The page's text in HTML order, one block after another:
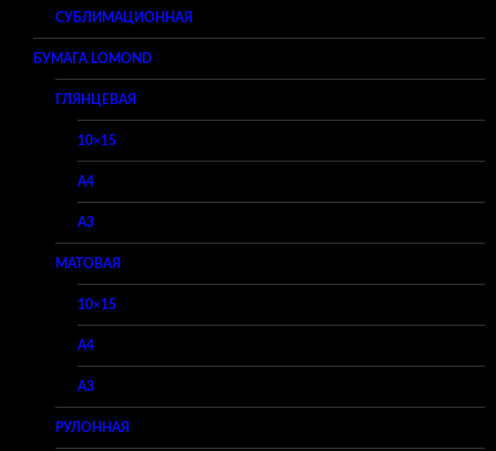
СУБЛИМАЦИОННАЯ
БУМАГА LOMOND
ГЛЯНЦЕВАЯ
10×15
A4
A3
МАТОВАЯ
10×15
A4
A3
РУЛОННАЯ